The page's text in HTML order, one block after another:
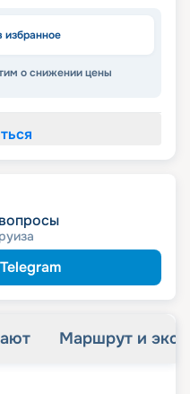
избранное
о снижении цены
Маршрут и